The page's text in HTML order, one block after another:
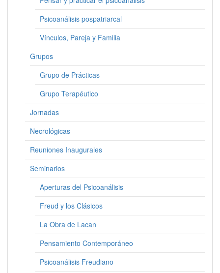
Psicoanálisis pospatriarcal
Vínculos, Pareja y Familia
Grupos
Grupo de Prácticas
Grupo Terapéutico
Jornadas
Necrológicas
Reuniones Inaugurales
Seminarios
Aperturas del Psicoanálisis
Freud y los Clásicos
La Obra de Lacan
Pensamiento Contemporáneo
Psicoanálisis Freudiano